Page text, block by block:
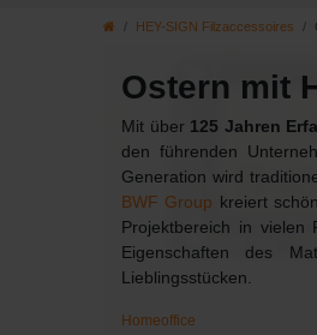
HEY-SIGN Filzaccessoires
Ostern mit
Mit über 125 Jahren
den führenden
Generation wird
BWF Group kreiert
Projektbereich in vielen
Eigenschaften des
Lieblingsstücken.
Homeoffice